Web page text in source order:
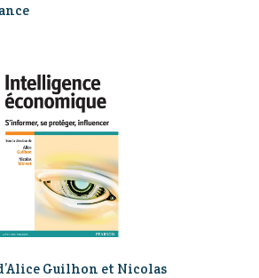
Guilhon et Nicolas